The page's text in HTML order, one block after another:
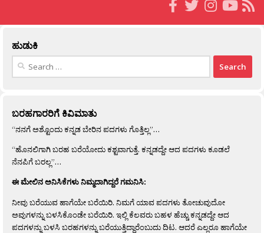
ಹುಡುಕಿ
Search
ಬರಹಗಾರರಿಗೆ ಕಿವಿಮಾತು
“ನನಗೆ ಅಶ್ಟೊಂದು ಕನ್ನಡ ಬೇರಿನ ಪದಗಳು ಗೊತ್ತಿಲ್ಲ”…
“ಹೊನಲಿಗಾಗಿ ಬರಹ ಬರೆಯೋದು ಕಶ್ಟವಾಗುತ್ತೆ. ಕನ್ನಡದ್ದೇ ಆದ ಪದಗಳು ಕೂಡಲೆ
ನೆನಪಿಗೆ ಬರಲ್ಲ”…
ಈ ಮೇಲಿನ ಅನಿಸಿಕೆಗಳು ನಿಮ್ಮದಾಗಿದ್ದರೆ ಗಮನಿಸಿ:
ನೀವು ಬರೆಯುವ ಹಾಗೆಯೇ ಬರೆಯಿರಿ. ನಿಮಗೆ ಯಾವ ಪದಗಳು ತೋಚುವುದೋ
ಅವುಗಳನ್ನು ಬಳಸಿಕೊಂಡೇ ಬರೆಯಿರಿ. ಇಲ್ಲಿ ಕೆಲವರು ಬಹಳ ಹೆಚ್ಚು ಕನ್ನಡದ್ದೇ ಆದ
ಪದಗಳನ್ನು ಬಳಸಿ ಬರಹಗಳನ್ನು ಬರೆಯುತ್ತಿದ್ದಾರೆಂಬುದು ದಿಟ. ಆದರೆ ಎಲ್ಲರೂ ಹಾಗೆಯೇ